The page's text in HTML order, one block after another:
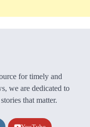
for timely and
we are dedicated to
that matter.